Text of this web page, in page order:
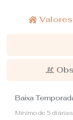
Baixa
Mínimo de 5 diárias.